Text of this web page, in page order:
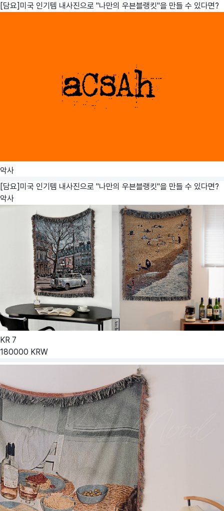
[담요]미국 인기템 내사진으로 "나만의 우븐블랭킷"을 만들 수 있다면?
악사
[담요]미국 인기템 내사진으로 "나만의 우븐블랭킷"을 만들 수 있다면?
악사
KR 7
180000 KRW